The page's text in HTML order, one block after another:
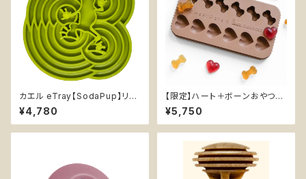
カエル eTray【SodaPup】リッ
クマット 早食い防止皿 スローフ
ィーダー 知育 エンリッチメント
ボウル ２色 ソダパップ
¥4,780
【限定】ハート＋ボーンおやつ型
【CRUDE CARNIVORE X EME
RY PETS】ホネ ハート コラボ
シリコン型 BPAフリー 犬おやつ
¥5,750